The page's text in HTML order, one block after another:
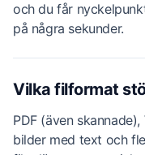
och du får
på några sekunder.
Vilka filformat
PDF (även
bilder med text och